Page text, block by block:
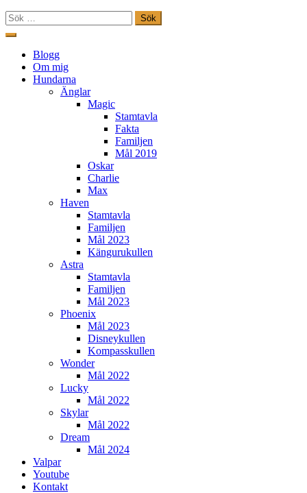
Sök
efter:
Hoppa
innehåll
Freestylehundar.se
Blogg
Om mig
Hundarna
Änglar
Magic
Stamtavla
Fakta
Familjen
Mål 2019
Oskar
Charlie
Max
Haven
Stamtavla
Familjen
Mål 2023
Kängurukullen
Astra
Stamtavla
Familjen
Mål 2023
Phoenix
Mål 2023
Disneykullen
Kompasskullen
Wonder
Mål 2022
Lucky
Mål 2022
Skylar
Mål 2022
Dream
Mål 2024
Valpar
Youtube
Kontakt